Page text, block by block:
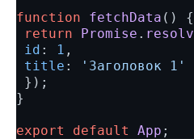
function fetchData () {
return
Promise .
id : 1 ,
title :
'Заголовок 1'
});
}
export default App